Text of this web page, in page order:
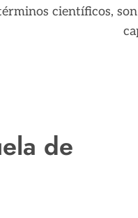
científicos,
de